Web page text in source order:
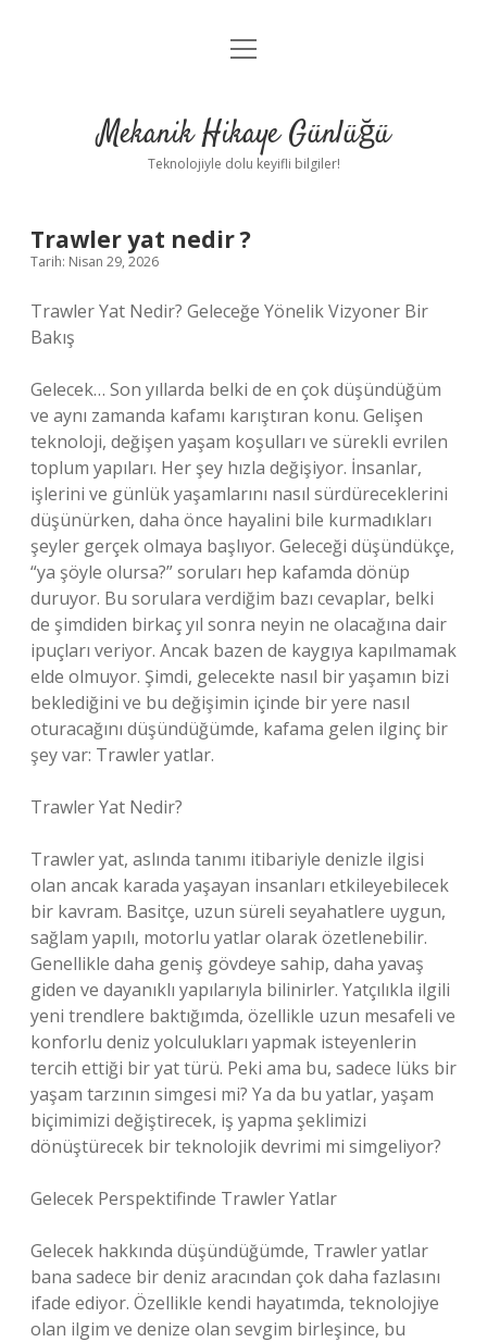
Anasayfa
Yasal Uyarı
menüyü
Mekanik Hikaye Günlüğü
Teknolojiyle dolu keyifli bilgiler!
Trawler yat nedir ?
Tarih: Nisan 29, 2026
Trawler Yat Nedir? Geleceğe Yönelik Vizyoner Bir
Bakış
Gelecek… Son yıllarda belki de en çok düşündüğüm
ve aynı zamanda kafamı karıştıran konu. Gelişen
teknoloji, değişen yaşam koşulları ve sürekli evrilen
toplum yapıları. Her şey hızla değişiyor. İnsanlar,
işlerini ve günlük yaşamlarını nasıl sürdüreceklerini
düşünürken, daha önce hayalini bile kurmadıkları
şeyler gerçek olmaya başlıyor. Geleceği düşündükçe,
“ya şöyle olursa?” soruları hep kafamda dönüp
duruyor. Bu sorulara verdiğim bazı cevaplar, belki
de şimdiden birkaç yıl sonra neyin ne olacağına dair
ipuçları veriyor. Ancak bazen de kaygıya kapılmamak
elde olmuyor. Şimdi, gelecekte nasıl bir yaşamın bizi
beklediğini ve bu değişimin içinde bir yere nasıl
oturacağını düşündüğümde, kafama gelen ilginç bir
şey var: Trawler yatlar.
Trawler Yat Nedir?
Trawler yat, aslında tanımı itibariyle denizle ilgisi
olan ancak karada yaşayan insanları etkileyebilecek
bir kavram. Basitçe, uzun süreli seyahatlere uygun,
sağlam yapılı, motorlu yatlar olarak özetlenebilir.
Genellikle daha geniş gövdeye sahip, daha yavaş
giden ve dayanıklı yapılarıyla bilinirler. Yatçılıkla ilgili
yeni trendlere baktığımda, özellikle uzun mesafeli ve
konforlu deniz yolculukları yapmak isteyenlerin
tercih ettiği bir yat türü. Peki ama bu, sadece lüks bir
yaşam tarzının simgesi mi? Ya da bu yatlar, yaşam
biçimimizi değiştirecek, iş yapma şeklimizi
dönüştürecek bir teknolojik devrimi mi simgeliyor?
Gelecek Perspektifinde Trawler Yatlar
Gelecek hakkında düşündüğümde, Trawler yatlar
bana sadece bir deniz aracından çok daha fazlasını
ifade ediyor. Özellikle kendi hayatımda, teknolojiye
olan ilgim ve denize olan sevgim birleşince, bu